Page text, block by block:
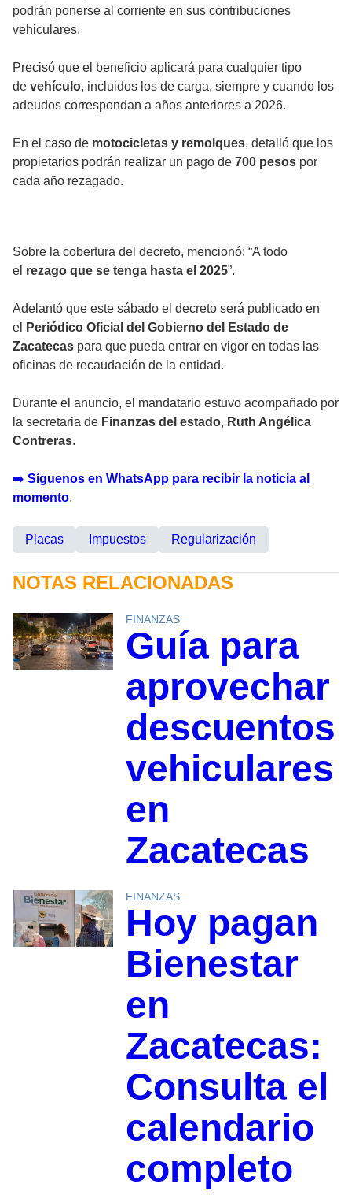
podrán ponerse al corriente en sus contribuciones
vehiculares.
Precisó que el beneficio aplicará para cualquier tipo
de vehículo, incluidos los de carga, siempre y cuando los
adeudos correspondan a años anteriores a 2026.
En el caso de motocicletas y remolques, detalló que los
propietarios podrán realizar un pago de 700 pesos por
cada año rezagado.
Sobre la cobertura del decreto, mencionó: “A todo
el rezago que se tenga hasta el 2025”.
Adelantó que este sábado el decreto será publicado en
el
Periódico Oficial del Gobierno del Estado de
Zacatecas para que pueda entrar en vigor en todas las
oficinas de recaudación de la entidad.
Durante el anuncio, el mandatario estuvo acompañado por
la secretaria de Finanzas del estado, Ruth Angélica
Contreras.
➡️ Síguenos en WhatsApp para recibir la noticia al
momento.
Placas Impuestos Regularización
NOTAS RELACIONADAS
FINANZAS
Guía para
aprovechar
descuentos
vehiculares
en
Zacatecas
FINANZAS
Hoy pagan
Bienestar
en
Zacatecas:
Consulta el
calendario
completo